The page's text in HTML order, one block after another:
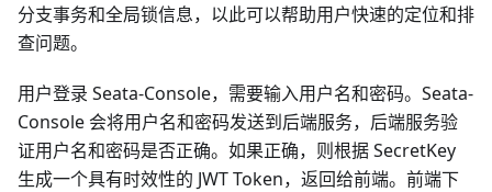
分支事务和全局锁信息，以此可以帮助用户快速的定位和排
查问题。
用户登录 Seata-Console，需要输入用户名和密码。Seata-
Console 会将用户名和密码发送到后端服务，后端服务验
证用户名和密码是否正确。如果正确，则根据 SecretKey
生成一个具有时效性的 JWT Token，返回给前端。前端下